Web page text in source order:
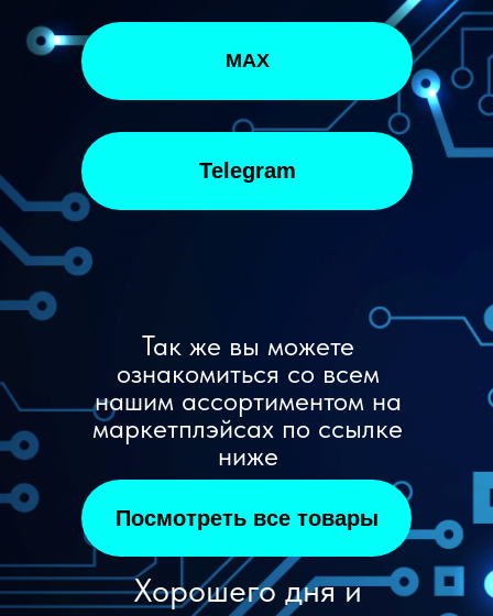
Так же вы можете
ознакомиться со всем
нашим ассортиментом на
маркетплэйсах по ссылке
ниже
Хорошего дня и
MAX
Telegram
Посмотреть все товары